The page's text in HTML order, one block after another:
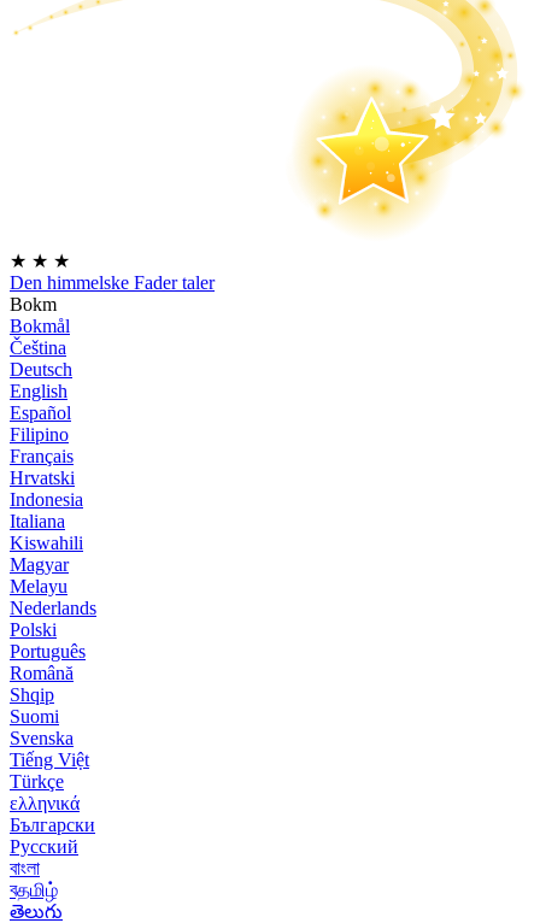
★ ★ ★
Den himmelske Fader taler
Bokm
Bokmål
Čeština
Deutsch
English
Español
Filipino
Français
Hrvatski
Indonesia
Italiana
Kiswahili
Magyar
Melayu
Nederlands
Polski
Português
Română
Shqip
Suomi
Svenska
Tiếng Việt
Türkçe
ελληνικά
Български
Русский
বাংলা
বதமிழ்
తెలుగు